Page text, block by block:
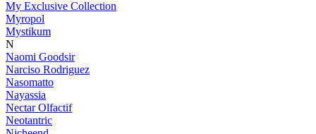
My Exclusive Collection
Myropol
Mystikum
N
Naomi Goodsir
Narciso Rodriguez
Nasomatto
Nayassia
Nectar Olfactif
Neotantric